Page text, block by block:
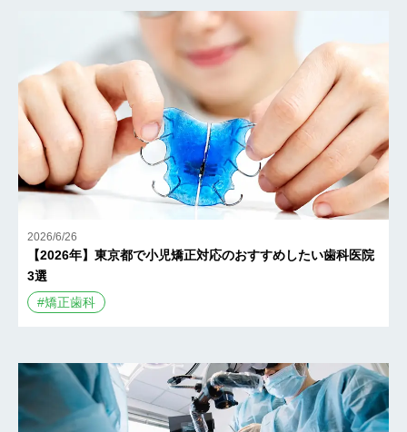
2026/6/26
【2026年】東京都で小児矯正対応のおすすめしたい歯科医院
3選
#矯正歯科